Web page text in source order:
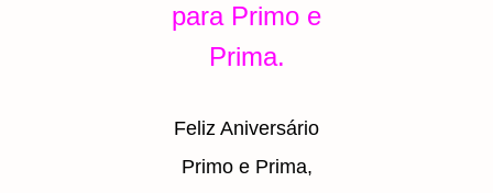
para Primo e
Prima.
Feliz Aniversário
Primo e Prima,